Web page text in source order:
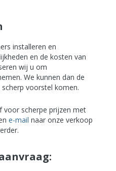
installeren en
en de kosten van
wij u om
We kunnen dan de
voorstel komen.
voor scherpe prijzen met
e-mail naar onze verkoop